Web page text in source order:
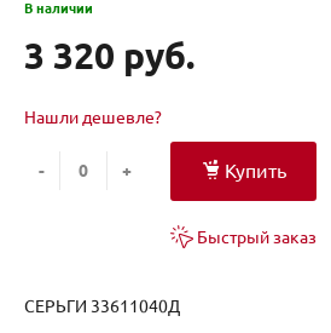
В наличии
3 320 руб.
Нашли дешевле?
- + Купить
Быстрый заказ
СЕРЬГИ 33611040Д